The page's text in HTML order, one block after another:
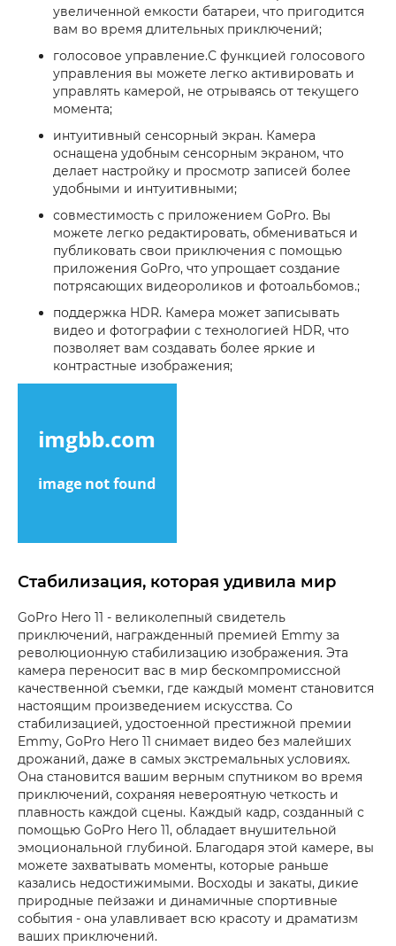
увеличенной емкости батареи, что пригодится
вам во время длительных приключений;
голосовое управление.С функцией голосового
управления вы можете легко активировать и
управлять камерой, не отрываясь от текущего
момента;
интуитивный сенсорный экран. Камера
оснащена удобным сенсорным экраном, что
делает настройку и просмотр записей более
удобными и интуитивными;
совместимость с приложением GoPro. Вы
можете легко редактировать, обмениваться и
публиковать свои приключения с помощью
приложения GoPro, что упрощает создание
потрясающих видеороликов и фотоальбомов.;
поддержка HDR. Камера может записывать
видео и фотографии с технологией HDR, что
позволяет вам создавать более яркие и
контрастные изображения;
Стабилизация, которая удивила мир
GoPro Hero 11 - великолепный свидетель
приключений, награжденный премией Emmy за
революционную стабилизацию изображения. Эта
камера переносит вас в мир бескомпромиссной
качественной съемки, где каждый момент становится
настоящим произведением искусства. Со
стабилизацией, удостоенной престижной премии
Emmy, GoPro Hero 11 снимает видео без малейших
дрожаний, даже в самых экстремальных условиях.
Она становится вашим верным спутником во время
приключений, сохраняя невероятную четкость и
плавность каждой сцены. Каждый кадр, созданный с
помощью GoPro Hero 11, обладает внушительной
эмоциональной глубиной. Благодаря этой камере, вы
можете захватывать моменты, которые раньше
казались недостижимыми. Восходы и закаты, дикие
природные пейзажи и динамичные спортивные
события - она улавливает всю красоту и драматизм
ваших приключений.